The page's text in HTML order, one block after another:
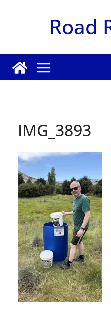
Road
IMG_3893